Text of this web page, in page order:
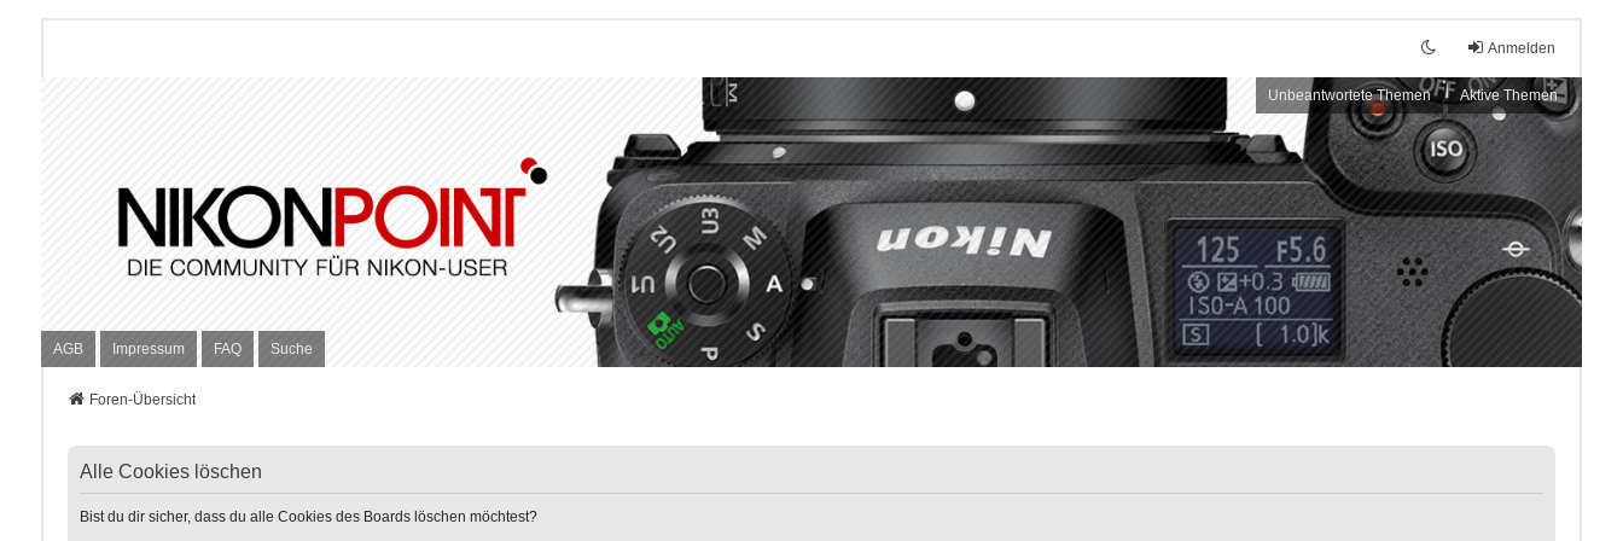
Anmelden
Unbeantwortete Themen Aktive Themen
AGB Impressum FAQ Suche
Foren-Übersicht
Alle Cookies löschen
Bist du dir sicher, dass du alle Cookies des Boards löschen möchtest?